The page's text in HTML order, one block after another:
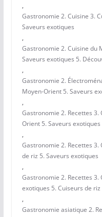
,
Gastronomie 2. Cuisine 3.
Saveurs exotiques
,
Gastronomie 2. Cuisine du
Saveurs exotiques 5.
,
Gastronomie 2.
Moyen-Orient 5. Saveurs
,
Gastronomie 2. Recettes 3.
Orient 5. Saveurs exotiques
,
Gastronomie 2. Recettes 3.
de riz 5. Saveurs exotiques
,
Gastronomie 2. Recettes 3.
exotiques 5. Cuiseurs de riz
,
Gastronomie asiatique 2.